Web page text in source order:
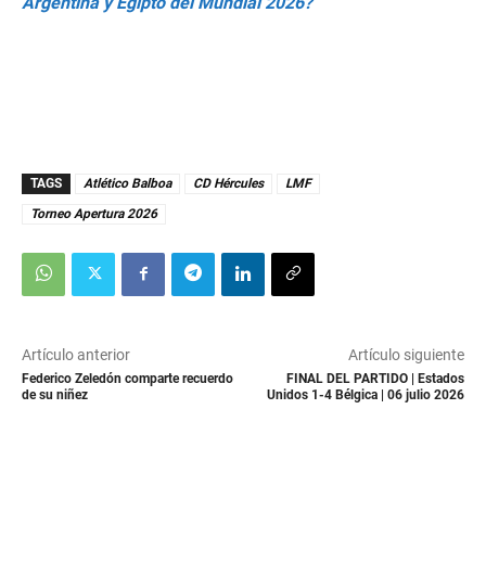
TAGS Atlético Balboa CD Hércules
LMF
Torneo Apertura 2026
Artículo anterior
Federico Zeledón comparte recuerdo
de su niñez
Artículo siguiente
FINAL DEL PARTIDO | Estados
Unidos 1-4 Bélgica | 06 julio 2026